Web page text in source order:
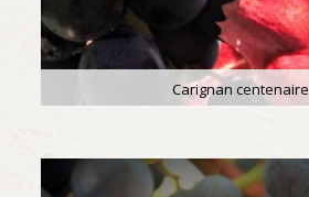
Carignan centenaire